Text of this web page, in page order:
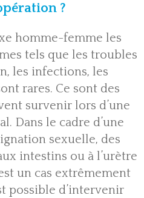
?
homme-femme les
tels que les troubles
les infections, les
rares. Ce sont des
survenir lors d’une
Dans le cadre d’une
sexuelle, des
intestins ou à l’urètre
un cas extrêmement
possible d’intervenir